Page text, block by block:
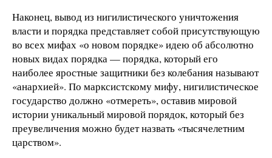
Наконец, вывод из нигилистического уничтожения
власти и порядка представляет собой присутствующую
во всех мифах «о новом порядке» идею об абсолютно
новых видах порядка — порядка, который его
наиболее яростные защитники без колебания называют
«анархией». По марксистскому мифу, нигилистическое
государство должно «отмереть», оставив мировой
истории уникальный мировой порядок, который без
преувеличения можно будет назвать «тысячелетним
царством».